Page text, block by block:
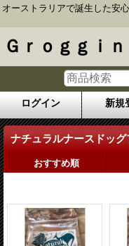
オーストラリアで誕生した安
Ｇｒｏｇｇｉ
ログイン 新規
ナチュラルナースドッ
おすすめ順